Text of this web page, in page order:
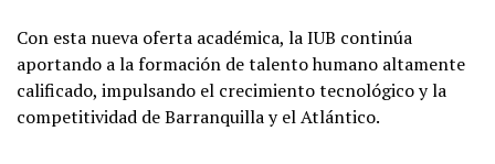
Con esta nueva oferta académica, la IUB continúa
aportando a la formación de talento humano altamente
calificado, impulsando el crecimiento tecnológico y la
competitividad de Barranquilla y el Atlántico.